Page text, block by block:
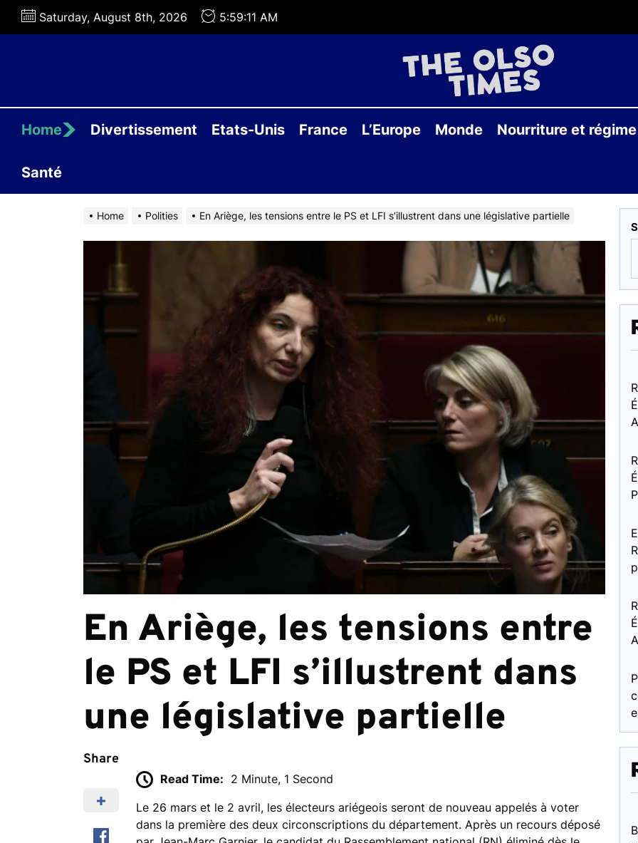
Skip
Saturday, August 8th, 2026 5:59:12 AM
Home Divertissement Etats-Unis France L’Europe Monde Nourriture et régime
Santé
Home Polities En Ariège, les tensions entre le PS et LFI s’illustrent dans une législative partielle
En Ariège, les tensions entre
le PS et LFI s’illustrent dans
une législative partielle
Share
Read Time: 2 Minute, 1 Second
Le 26 mars et le 2 avril, les électeurs ariégeois seront de nouveau appelés à voter
dans la première des deux circonscriptions du département. Après un recours déposé